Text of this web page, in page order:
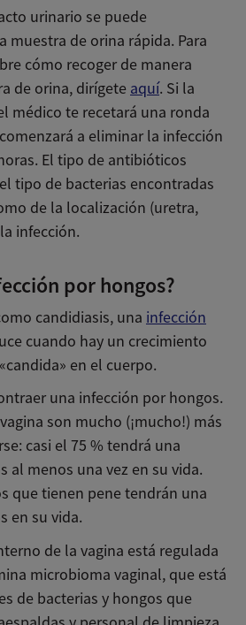
urinario se puede
muestra de orina rápida. Para
cómo recoger de manera
de orina, dirígete aquí. Si la
médico te recetará una ronda
a eliminar la infección
El tipo de antibióticos
tipo de bacterias encontradas
de la localización (uretra,
infección.
por hongos?
candidiasis, una infección
cuando hay un crecimiento
en el cuerpo.
una infección por hongos.
son mucho (¡mucho!) más
casi el 75 % tendrá una
al menos una vez en su vida.
que tienen pene tendrán una
en su vida.
de la vagina está regulada
microbioma vaginal, que está
de bacterias y hongos que